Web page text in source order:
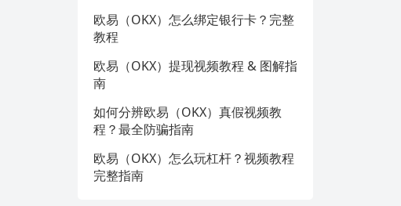
欧易（OKX）怎么绑定银行卡？完整
教程
欧易（OKX）提现视频教程 & 图解指
南
如何分辨欧易（OKX）真假视频教
程？最全防骗指南
欧易（OKX）怎么玩杠杆？视频教程
完整指南